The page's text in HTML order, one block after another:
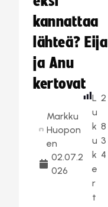
kannattaa
lähteä? Eija
ja Anu
kertovat
Markku
Huopon
en
02.07.2
026
L
u
k
u
k
e
r
t
2
8
3
4